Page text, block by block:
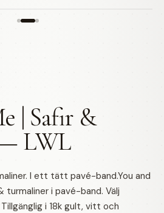
| Safir &
LWL
I ett tätt pavé-band.You and
i pavé-band. Välj
i 18k gult, vitt och